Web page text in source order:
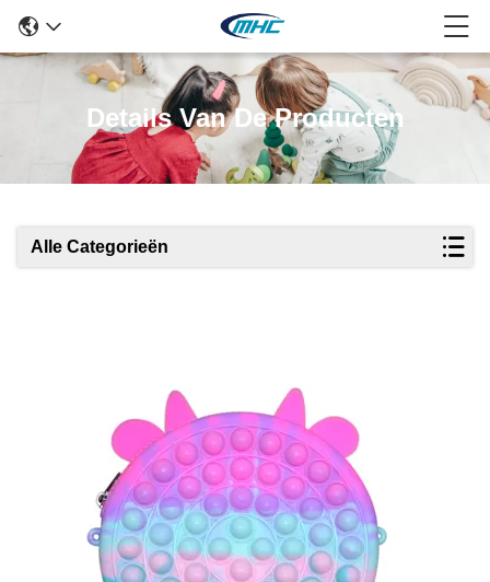
Details Van De Producten
Alle Categorieën